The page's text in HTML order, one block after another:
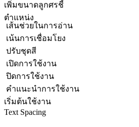
เพิ่มขนาดลูกศรชี้
ตำแหน่ง
เส้นช่วยในการอ่าน
เน้นการเชื่อมโยง
ปรับชุดสี
เปิดการใช้งาน
ปิดการใช้งาน
คำแนะนำการใช้งาน
เริ่มต้นใช้งาน
Text Spacing